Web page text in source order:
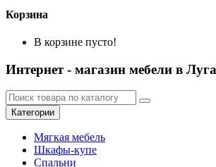
Корзина
В корзине пусто!
Интернет - магазин мебели в
Категории
Мягкая мебель
Шкафы-купе
Спальни